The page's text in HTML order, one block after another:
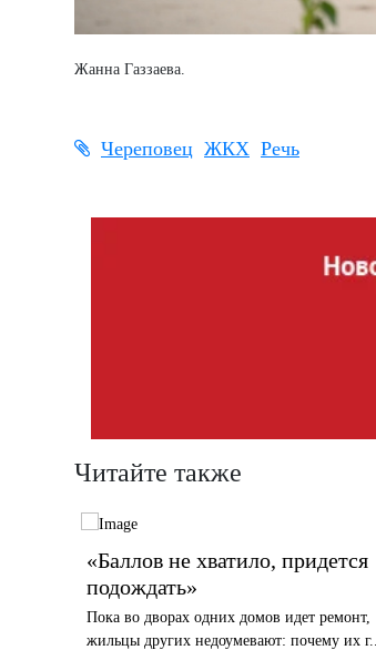
Жанна Газзаева.
Череповец ЖКХ Речь
Читайте также
«Баллов не хватило, придется
подождать»
Пока во дворах одних домов идет ремонт,
жильцы других недоумевают: почему их г...